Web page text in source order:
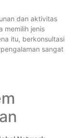
dan aktivitas
memilih jenis
itu, berkonsultasi
sangat